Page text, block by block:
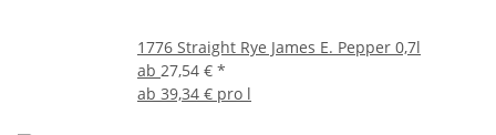
1776 Straight Rye James E. Pepper 0,7l
ab 27,54 € *
ab 39,34 € pro l